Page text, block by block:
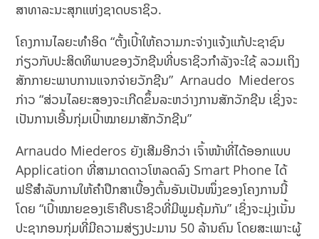
ສາທາລະນະສຸກແຫ່ງຊາດບຣາຊິວ.
ໂຄງການໄລຍະທຳອິດ “ຕັ້ງເປົ້າໃຫ້ຄວາມກະຈ່າງແຈ້ງແກ້ປະຊາຊົນ
ກ່ຽວກັບປະສິດທິພາບຂອງວັກຊີນທີ່ບຣາຊິວກຳລັງຈະໃຊ້ ລວມເຖິງ
ສັກກາຍະພາບການແຈກຈ່າຍວັກຊີນ” Arnaudo Miederos
ກ່າວ “ສ່ວນໄລຍະສອງຈະເກີດຂຶ້ນລະຫວ່າງການສັກວັກຊີນ ເຊິ່ງຈະ
ເປັນການເອີ້ນກຸ່ມເປົ້າໝາຍມາສັກວັກຊີນ”
Arnaudo Miederos ຍັງເສີມອີກວ່າ ເຈົ້າໜ້າທີ່ໄດ້ອອກແບບ
Application ທີ່ສາມາດດາວໂຫລດລົງ Smart Phone ໄດ້
ຟຣີສຳລັບການໃຫ້ຄຳປຶກສາເບື້ອງຕົ້ນອັນເປັນໜຶ່ງຂອງໂຄງການນີ້
ໂດຍ “ເປົ້າໝາຍຂອງເຮົາຄືບຣາຊິວທີ່ມີພູມຄຸ້ມກັນ” ເຊິ່ງຈະມຸ່ງເນັ້ນ
ປະຊາກອນກຸ່ມທີ່ມີຄວາມສ່ຽງປະມານ 50 ລ້ານຄົນ ໂດຍສະເພາະຜູ້